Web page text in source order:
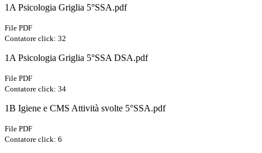
1A Psicologia Griglia 5°SSA.pdf
File PDF
Contatore click: 32
1A Psicologia Griglia 5°SSA DSA.pdf
File PDF
Contatore click: 34
1B Igiene e CMS Attività svolte 5°SSA.pdf
File PDF
Contatore click: 6